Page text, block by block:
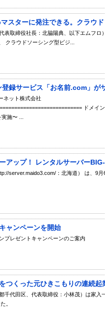
スターに発注できる。クラウ
表取締役社長：北脇陽典、以下エムフ
クラウドソーシング型ビジ...
録サービス「お名前.com」が
ネット株式会社
ドメ
施〜 ...
アップ！ レンタルサーバー
server.maido3.com/：北海道） は、9
ャンペーンを開始
プレゼントキャンペーンのご案内
つくった元ひきこもりの連続
千代田区、代表取締役：小林茂）は家
。